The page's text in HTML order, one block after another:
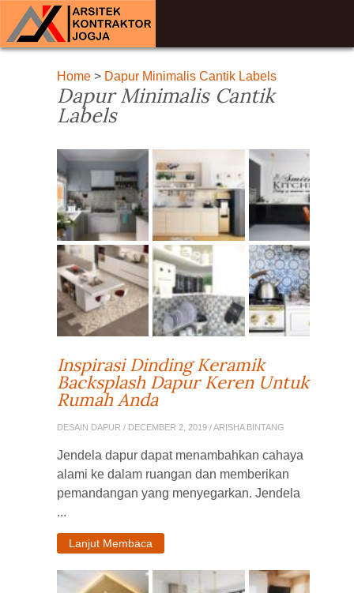
Home> Dapur Minimalis Cantik Labels
Dapur Minimalis Cantik
Labels
Inspirasi Dinding Keramik
Backsplash Dapur Keren Untuk
Rumah Anda
DESAIN DAPUR / DECEMBER 2, 2019 / ARISHA BINTANG
Jendela dapur dapat menambahkan cahaya
alami ke dalam ruangan dan memberikan
pemandangan yang menyegarkan. Jendela
...
Lanjut Membaca